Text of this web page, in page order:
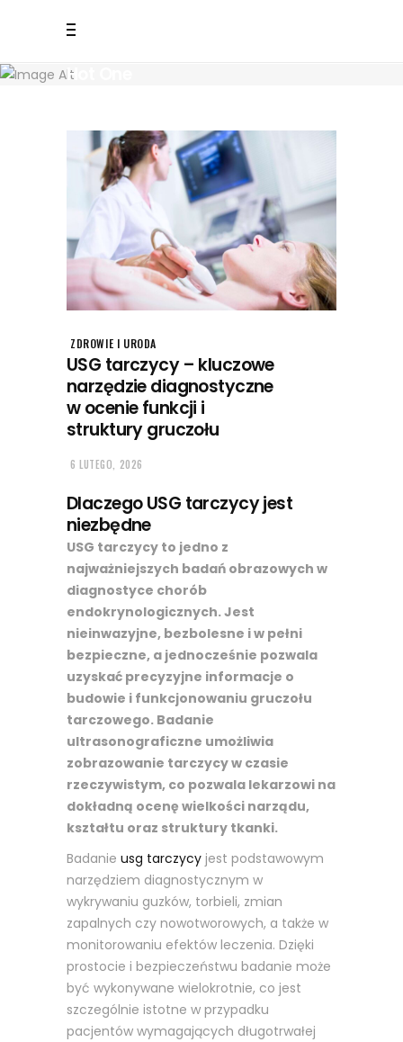
Hot One
ZDROWIE I URODA
USG tarczycy – kluczowe
narzędzie diagnostyczne
w ocenie funkcji i
struktury gruczołu
6 LUTEGO, 2026
Dlaczego USG tarczycy jest
niezbędne
USG tarczycy to jedno z
najważniejszych badań obrazowych w
diagnostyce chorób
endokrynologicznych. Jest
nieinwazyjne, bezbolesne i w pełni
bezpieczne, a jednocześnie pozwala
uzyskać precyzyjne informacje o
budowie i funkcjonowaniu gruczołu
tarczowego. Badanie
ultrasonograficzne umożliwia
zobrazowanie tarczycy w czasie
rzeczywistym, co pozwala lekarzowi na
dokładną ocenę wielkości narządu,
kształtu oraz struktury tkanki.
Badanie usg tarczycy jest podstawowym
narzędziem diagnostycznym w
wykrywaniu guzków, torbieli, zmian
zapalnych czy nowotworowych, a także w
monitorowaniu efektów leczenia. Dzięki
prostocie i bezpieczeństwu badanie może
być wykonywane wielokrotnie, co jest
szczególnie istotne w przypadku
pacjentów wymagających długotrwałej